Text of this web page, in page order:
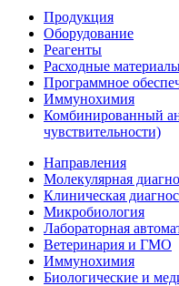
Продукция
Оборудование
Реагенты
Расходные
Программное
Иммунохимия
Комбинированный
чувствительности)
Направления
Молекулярная
Клиническая
Микробиология
Лабораторная
Ветеринария и ГМО
Иммунохимия
Биологические и